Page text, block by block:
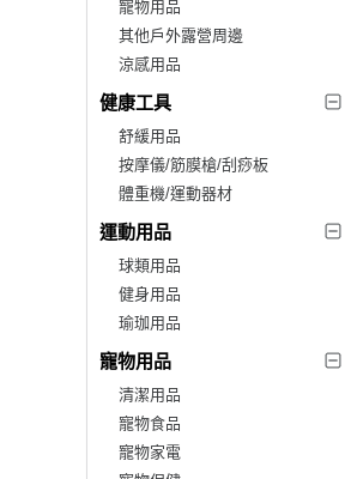
寵物用品
其他戶外露營周邊
涼感用品
健康工具
舒緩用品
按摩儀/筋膜槍/刮痧板
體重機/運動器材
運動用品
球類用品
健身用品
瑜珈用品
寵物用品
清潔用品
寵物食品
寵物家電